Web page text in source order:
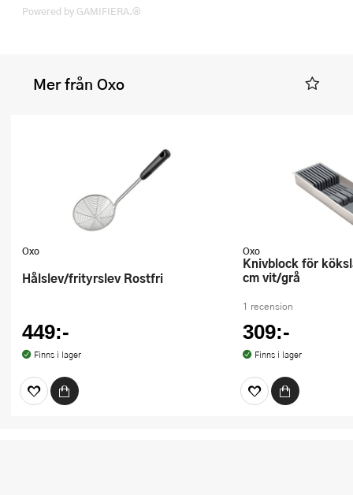
Powered by GAMIFIERA.®
Mer från Oxo
Oxo
Hålslev/frityrslev Rostfri
449:-
Finns i lager
Oxo
Knivblock för kökslåda 42x14x6
cm vit/grå
1 recension
309:-
Finns i lager